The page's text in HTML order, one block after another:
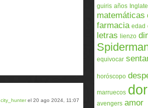
city_hunterel 20 ago 2024, 11:07
guiris años
matemáticas
farmacia edad
letras lienzo
equivocar
horóscopo
marruecos
avengers amor